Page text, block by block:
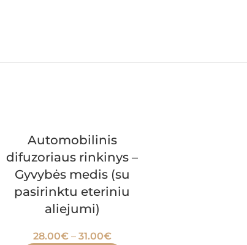
Automobilinis
difuzoriaus rinkinys –
Gyvybės medis (su
pasirinktu eteriniu
aliejumi)
28.00€ – 31.00€